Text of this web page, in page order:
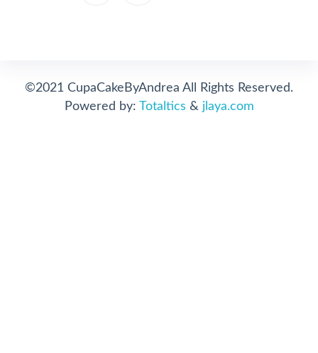
©2021 CupaCakeByAndrea All Rights Reserved.
Powered by: Totaltics & jlaya.com